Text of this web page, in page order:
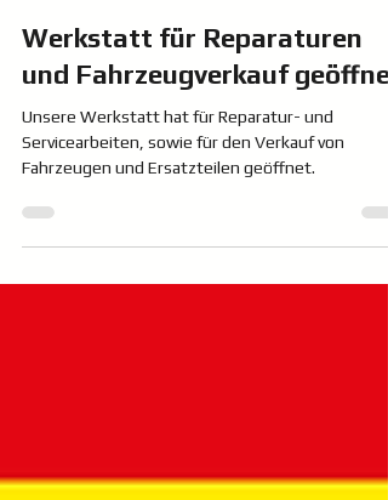
10. Feb. 2021
Werkstatt für Reparaturen
und Fahrzeugverkauf geöffnet
Unsere Werkstatt hat für Reparatur- und
Servicearbeiten, sowie für den Verkauf von